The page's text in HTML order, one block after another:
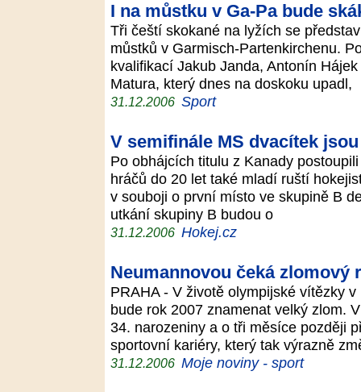
I na můstku v Ga-Pa bude
Tři čeští skokané na lyžích se
můstků v Garmisch-Partenkirchenu.
kvalifikací Jakub Janda, Antonín
Matura, který dnes na doskoku upadl,
31.12.2006 Sport
V semifinále MS dvacítek
Po obhájcích titulu z Kanady
hráčů do 20 let také mladí ruští
v souboji o první místo ve skupině B
utkání skupiny B budou o
31.12.2006 Hokej.cz
Neumannovou čeká zlomový
PRAHA - V životě olympijské vítězky
bude rok 2007 znamenat velký zlom.
34. narozeniny a o tři měsíce později
sportovní kariéry, který tak výrazně
31.12.2006 Moje noviny - sport